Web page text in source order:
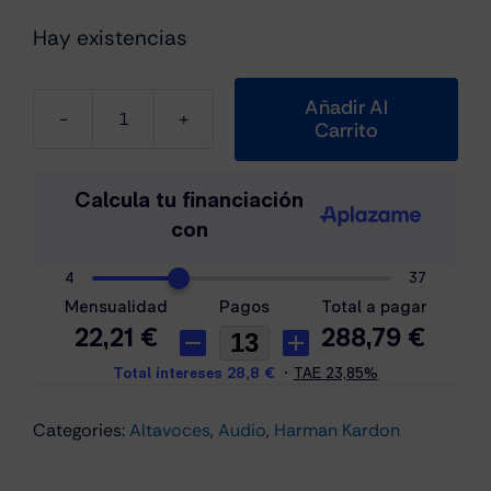
Hay existencias
Harman
Citation
Negro
-
Altavoz
inteligente
Añadir Al
Carrito
Categories:Altavoces, Audio, Harman Kardon